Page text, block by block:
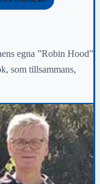
egna ”Robin Hood”
som tillsammans,